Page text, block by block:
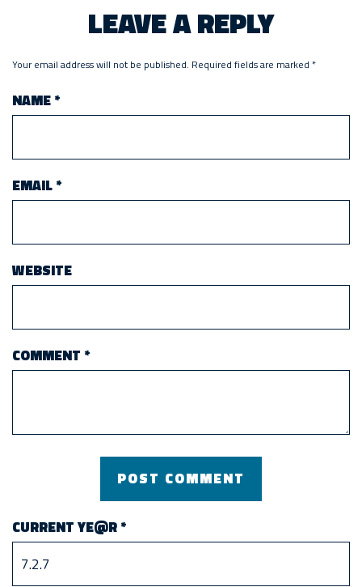
LEAVE A REPLY
Your email address will not be published. Required fields are marked *
NAME*
EMAIL*
WEBSITE
COMMENT *
CURRENT YE@R*